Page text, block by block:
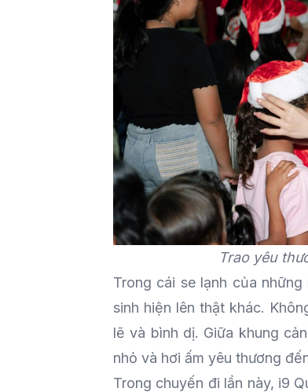
Trao yêu
Trong cái se lạnh của
sinh hiện lên thật khác.
lẽ và bình dị. Giữa khung
nhỏ và hơi ấm yêu thương
Trong chuyến đi lần này, i9